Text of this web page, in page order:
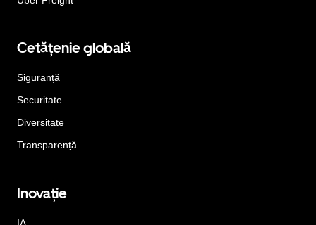
Cetățenie globală
Siguranță
Securitate
Diversitate
Transparență
Inovație